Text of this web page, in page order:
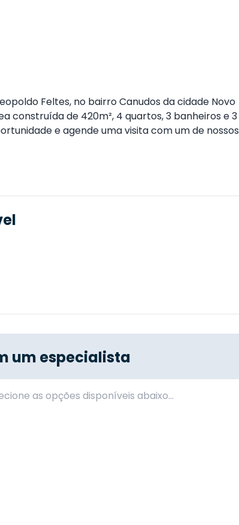
Feltes, no bairro Canudos da cidade Novo
construída de 420m², 4 quartos, 3 banheiros e 3
e agende uma visita com um de nossos
um especialista